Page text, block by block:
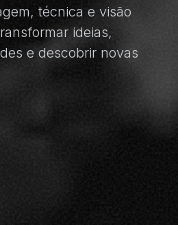
técnica e visão
ideias,
e descobrir novas